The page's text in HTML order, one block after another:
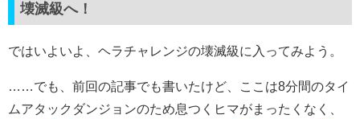
壊滅級へ！
ではいよいよ、ヘラチャレンジの壊滅級に入ってみよう。
……でも、前回の記事でも書いたけど、ここは8分間のタイ
ムアタックダンジョンのため息つくヒマがまったくなく、